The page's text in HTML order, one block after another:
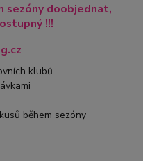
sezóny doobjednat,
!!!
klubů
během sezóny